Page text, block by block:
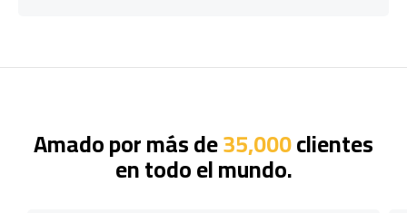
Amado por más de35,000clientes
en todo el mundo.